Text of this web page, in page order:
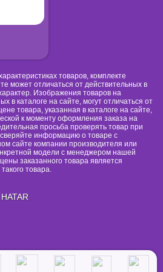
товаров, комплекте
может отличаться от действительных в
Изображения товаров на
в каталоге на сайте, могут отличаться от
товара, указанная в каталоге на сайте,
к моменту оформления заказа на
просьба проверять товар при
информацию о товаре с
сайте компании производителя или
модели с менеджером нашей
заказанного товара является
товара.